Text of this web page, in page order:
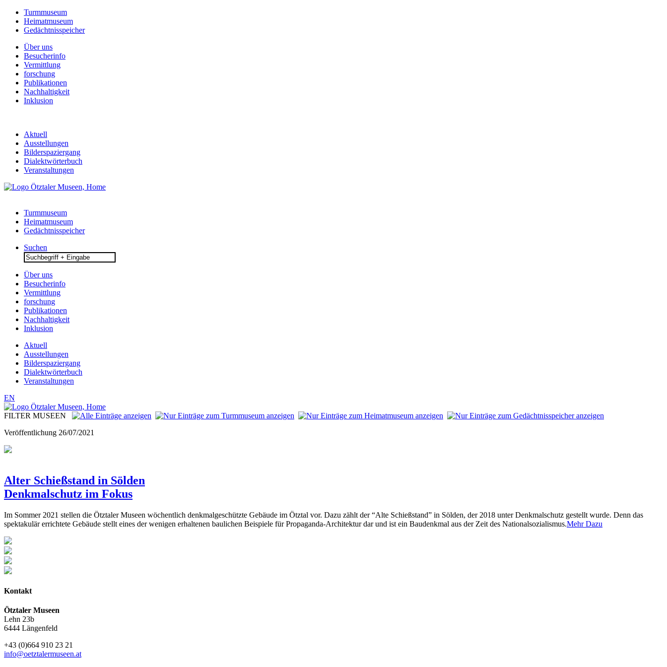
Turmmuseum
Heimatmuseum
Gedächtnisspeicher
Über uns
Besucherinfo
Vermittlung
forschung
Publikationen
Nachhaltigkeit
Inklusion
Aktuell
Ausstellungen
Bilderspaziergang
Dialektwörterbuch
Veranstaltungen
Turmmuseum
Heimatmuseum
Gedächtnisspeicher
Suchen
Search
for:
Über uns
Besucherinfo
Vermittlung
forschung
Publikationen
Nachhaltigkeit
Inklusion
Aktuell
Ausstellungen
Bilderspaziergang
Dialektwörterbuch
Veranstaltungen
EN
FILTER MUSEEN
Veröffentlichung 26/07/2021
Alter Schießstand in Sölden
Denkmalschutz im Fokus
Im Sommer 2021 stellen die Ötztaler Museen wöchentlich denkmalgeschützte Gebäude im Ötztal vor. Dazu zählt der “Alte Schießstand” in Sölden, der 2018 unter Denkmalschutz gestellt wurde. Denn das
spektakulär errichtete Gebäude stellt eines der wenigen erhaltenen baulichen Beispiele für Propaganda-Architektur dar und ist ein Baudenkmal aus der Zeit des Nationalsozialismus.Mehr Dazu
Kontakt
Ötztaler Museen
Lehn 23b
6444 Längenfeld
+43 (0)664 910 23 21
info@oetztalermuseen.at